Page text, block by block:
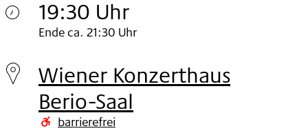
19:30 Uhr
Donnerstag
05.
Nov
2009
Ende ca. 21:30 Uhr
Wiener Konzerthaus
Berio-Saal
barrierefrei